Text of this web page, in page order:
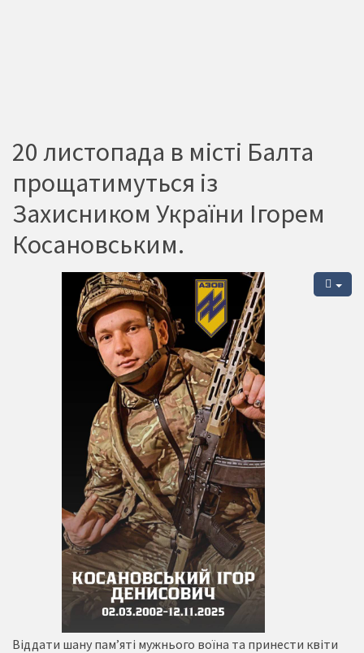
20 листопада в місті Балта
прощатимуться із
Захисником України Ігорем
Косановським.
Віддати шану пам’яті мужнього воїна та принести квіти